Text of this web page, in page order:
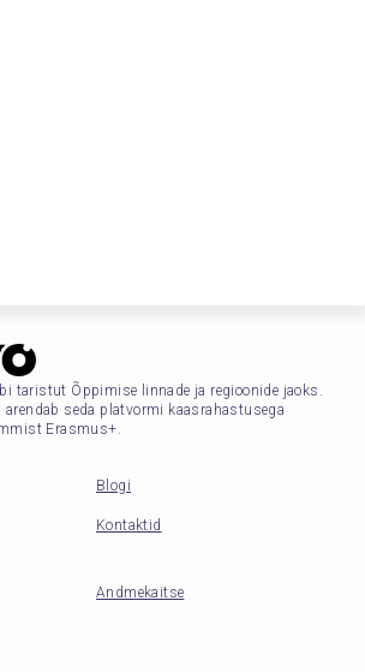
taristut Õppimise linnade ja regioonide jaoks.
seda platvormi kaasrahastusega
Erasmus+.
Blogi
Kontaktid
Andmekaitse